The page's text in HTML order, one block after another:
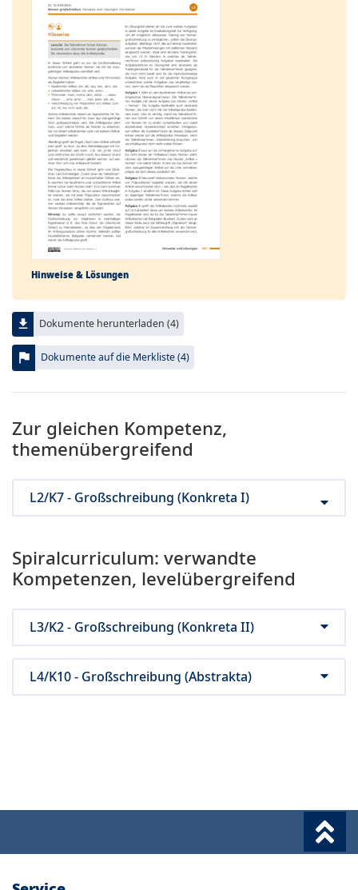
Hinweise & Lösungen
file_download Dokumente herunterladen (4)
flag Dokumente auf die Merkliste (4)
Zur gleichen Kompetenz,
themenübergreifend
L2/K7 - Großschreibung (Konkreta I)
Spiralcurriculum: verwandte
Kompetenzen, levelübergreifend
L3/K2 - Großschreibung (Konkreta II)
L4/K10 - Großschreibung (Abstrakta)